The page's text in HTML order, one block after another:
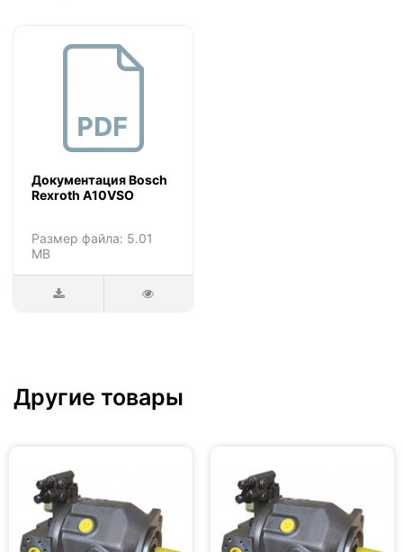
Документация Bosch
Rexroth A10VSO
Размер файла: 5.01
MB
Другие товары